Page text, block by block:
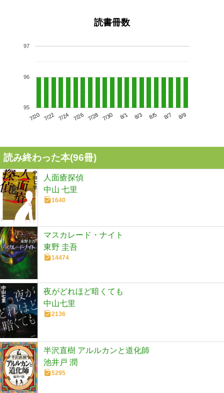
読書冊数
7/20 7/22 7/24 7/26 7/28 7/30 8/1 8/3 8/5 8/7 8/9
95
96
97
読み終わった本(96冊)
人面瘡探偵
中山 七里
1640
マスカレード・ナイト
東野 圭吾
14474
夜がどれほど暗くても
中山七里
2136
半沢直樹 アルルカンと道化師
池井戸 潤
5295